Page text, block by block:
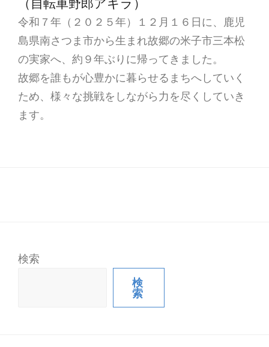
（自転車野郎アキラ）
令和７年（２０２５年）１２月１６日に、鹿児
島県南さつま市から生まれ故郷の米子市三本松
の実家へ、約９年ぶりに帰ってきました。
故郷を誰もが心豊かに暮らせるまちへしていく
ため、様々な挑戦をしながら力を尽くしていき
ます。
検索
検
索